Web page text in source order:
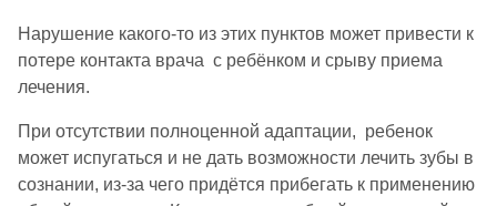
Нарушение какого-то из этих пунктов может привести к
потере контакта врача с ребёнком и срыву приема
лечения.
При отсутствии полноценной адаптации, ребенок
может испугаться и не дать возможности лечить зубы в
сознании, из-за чего придётся прибегать к применению